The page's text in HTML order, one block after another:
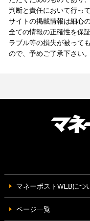
判断と責任において行っ
サイトの掲載情報は細心
全ての情報の正確性を保
ラブル等の損失が被って
ので、予めご了承下さい。
マネーポストWEBにつ
ページ一覧